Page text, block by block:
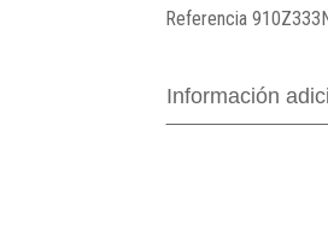
Referencia
Información